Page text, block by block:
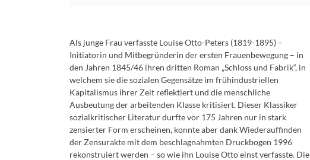
Als junge Frau verfasste Louise Otto-Peters (1819-1895) –
Initiatorin und Mitbegründerin der ersten Frauenbewegung – in
den Jahren 1845/46 ihren dritten Roman „Schloss und Fabrik“, in
welchem sie die sozialen Gegensätze im frühindustriellen
Kapitalismus ihrer Zeit reflektiert und die menschliche
Ausbeutung der arbeitenden Klasse kritisiert. Dieser Klassiker
sozialkritischer Literatur durfte vor 175 Jahren nur in stark
zensierter Form erscheinen, konnte aber dank Wiederauffinden
der Zensurakte mit dem beschlagnahmten Druckbogen 1996
rekonstruiert werden – so wie ihn Louise Otto einst verfasste. Die